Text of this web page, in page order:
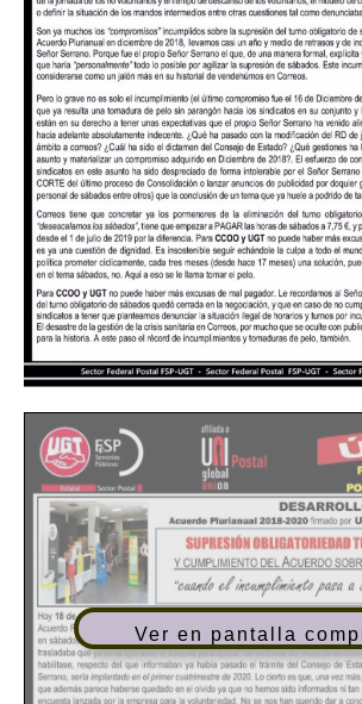
Ver en pantalla